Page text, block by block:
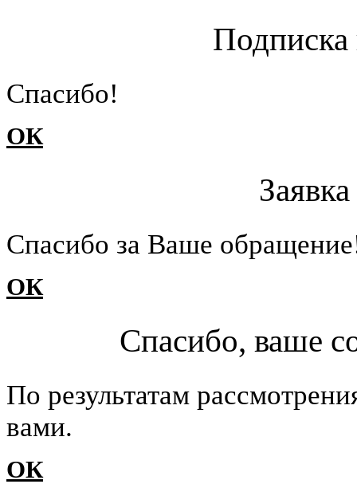
Подписка
Cпасибо!
ОК
Cпасибо за Ваше
ОК
Спасибо, ваше
По результатам
вами.
ОК